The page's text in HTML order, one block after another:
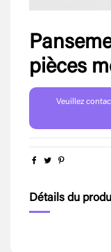
pièces
Veuillez
Détails du